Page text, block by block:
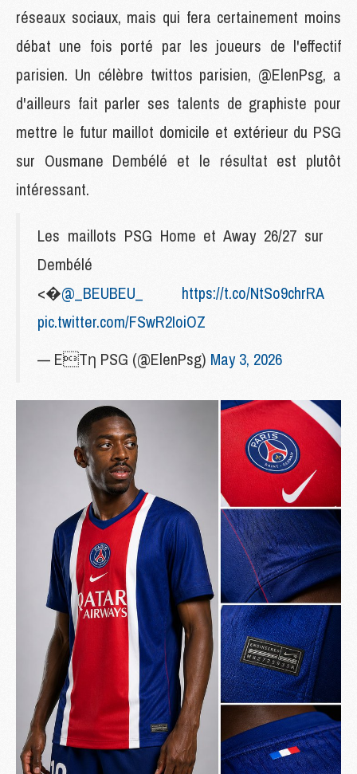
réseaux sociaux, mais qui fera certainement moins
débat une fois porté par les joueurs de l'effectif
parisien. Un célèbre twittos parisien, @ElenPsg, a
d'ailleurs fait parler ses talents de graphiste pour
mettre le futur maillot domicile et extérieur du PSG
sur Ousmane Dembélé et le résultat est plutôt
intéressant.
Les maillots PSG Home et Away 26/27 sur
Dembélé
<�@_BEUBEU_
https://t.co/NtSo9chrRA
pic.twitter.com/FSwR2IoiOZ
— ETη PSG (@ElenPsg) May 3, 2026